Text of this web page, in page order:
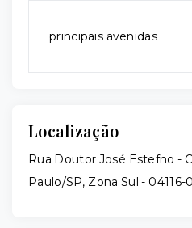
principais avenidas
Localização
Rua Doutor José Estefno -
Paulo/SP, Zona Sul - 04116-